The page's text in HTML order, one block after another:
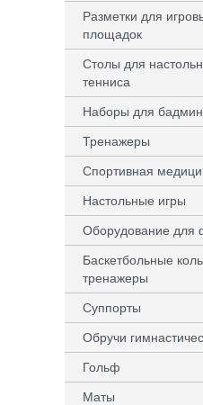
Разметки для
площадок
Столы для
тенниса
Наборы для
Тренажеры
Спортивная
Настольные игры
Оборудование для
Баскетбольные
тренажеры
Суппорты
Обручи
Гольф
Маты